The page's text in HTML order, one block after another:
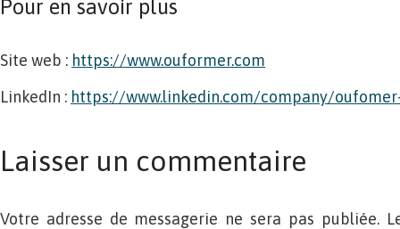
Pour en savoir plus
Site web : https://www.ouformer.com
LinkedIn : https://www.linkedin.com/company/
Laisser un commentaire
Votre adresse de messagerie ne sera pas publiée.